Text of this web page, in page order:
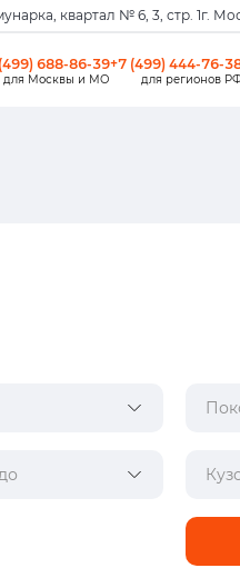
квартал № 6, 3, стр. 1г.
688-86-39
для Москвы и МО
+7 (499) 444-76-
для регионов